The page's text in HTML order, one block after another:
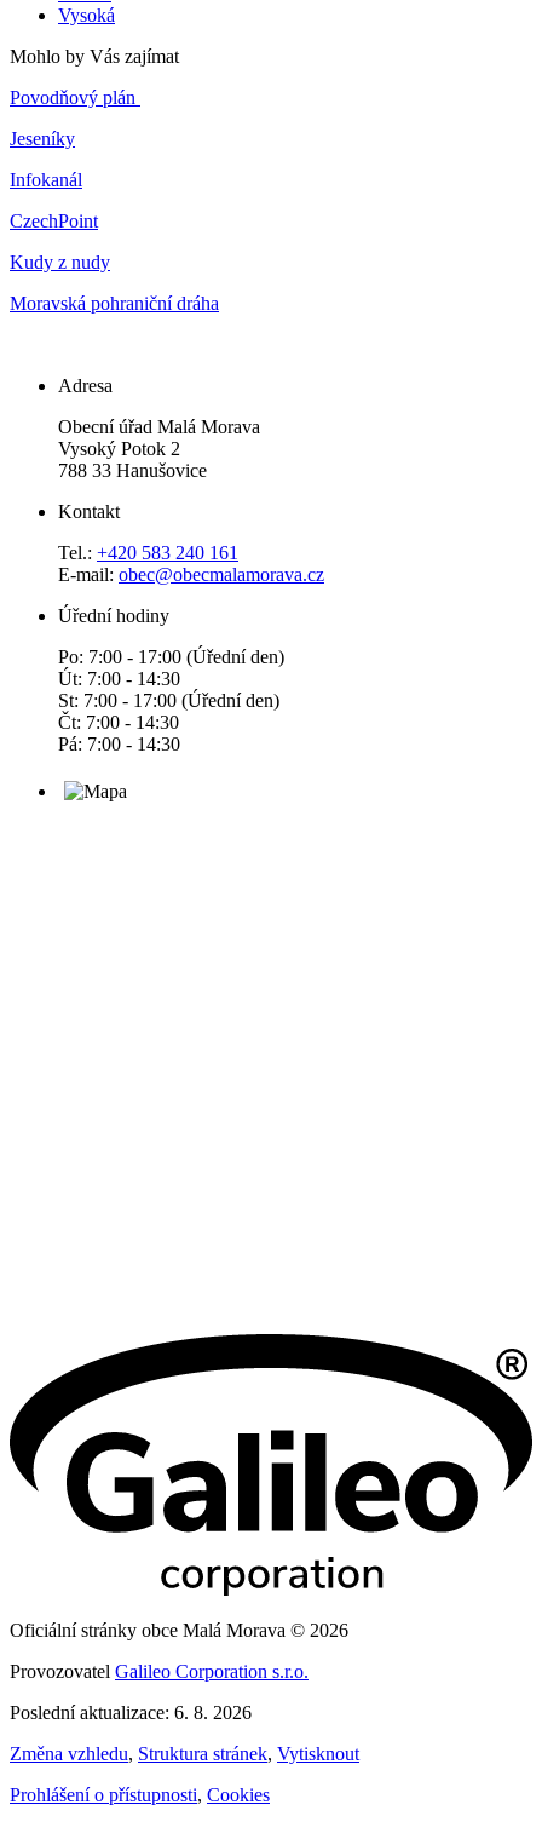
Vysoká
Mohlo by Vás zajímat
Povodňový plán
Jeseníky
Infokanál
CzechPoint
Kudy z nudy
Moravská pohraniční dráha
Adresa
Obecní úřad Malá Morava
Vysoký Potok 2
788 33 Hanušovice
Kontakt
Tel.: +420 583 240 161
E-mail: obec@obecmalamorava.cz
Úřední hodiny
Po: 7:00 - 17:00 (Úřední den)
Út: 7:00 - 14:30
St: 7:00 - 17:00 (Úřední den)
Čt: 7:00 - 14:30
Pá: 7:00 - 14:30
Oficiální stránky obce Malá Morava © 2026
Provozovatel Galileo Corporation s.r.o.
Poslední aktualizace: 6. 8. 2026
Změna vzhledu, Struktura stránek, Vytisknout
Prohlášení o přístupnosti, Cookies